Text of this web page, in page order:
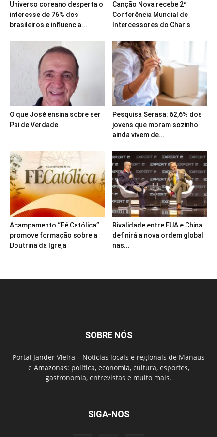
Universo coreano desperta o
interesse de 76% dos
brasileiros e influencia...
Canção Nova recebe 2ª
Conferência Mundial de
Intercessores do Charis
O que José ensina sobre ser
Pai de Verdade
Pesquisa Serasa: 62,6% dos
jovens que moram sozinho
ainda vivem de...
Acampamento “Fé Católica”
promove formação sobre a
Doutrina da Igreja
Rivalidade entre EUA e China
definirá a nova ordem global
nas...
SOBRE NÓS
Portal Jander Vieira – Notícias locais e regionais de Manaus
e Amazonas: política, economia, cultura, esportes,
gastronomia, entrevistas e muito mais.
SIGA-NOS